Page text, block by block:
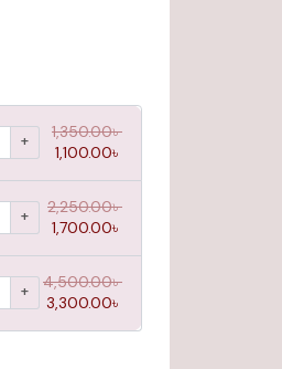
+ 1,350.00৳
1,100.00৳
+ 2,250.00৳
1,700.00৳
+ 4,500.00৳
3,300.00৳